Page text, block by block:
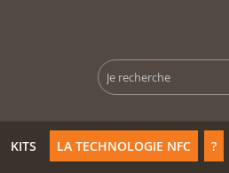
Rechercher
KITS LA TECHNOLOGIE NFC ?